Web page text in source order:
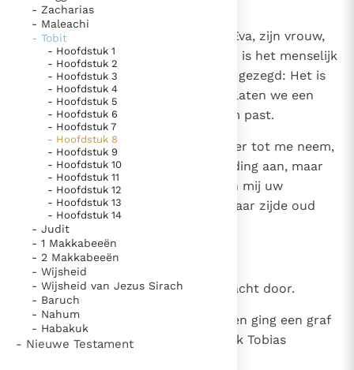
Paus Leo XIV in Pavia: "De stad is zowel een gave als
een taak"
Paus in Pavia: St. Augustinus toont ons de noodzaak om
"naar het innerlijk" toe te keren.
RK Documenten stelt heel veel belangrijke
kerkelijke documenten van de Rooms
Katholieke Kerk in het Nederlands beschikbaar
en is volledig afhankelijk van donaties.
Ik help mee!
- Zacharias
- Maleachi
- Tobit
- Hoofdstuk 1
- Hoofdstuk 2
- Hoofdstuk 3
- Hoofdstuk 4
- Hoofdstuk 5
- Hoofdstuk 6
- Hoofdstuk 7
- Hoofdstuk 8
- Hoofdstuk 9
- Hoofdstuk 10
- Hoofdstuk 11
- Hoofdstuk 12
- Hoofdstuk 13
- Hoofdstuk 14
- Judit
- 1 Makkabeeën
- 2 Makkabeeën
- Wijsheid
- Wijsheid van Jezus Sirach
- Baruch
- Nahum
- Habakuk
- Nieuwe Testament
en alle schepselen U prijzen.
Gij hebt Adam gemaakt en hem Eva, zijn vrouw,
tot hulp en stut gegeven. Uit hen is het menselijk
geslacht voortgekomen. Gij hebt gezegd: Het is
niet goed dat de mens alleen is; laten we een
hulp voor hem maken die bij hem past.
Welnu, Heer, als ik mijn zuster hier tot me neem,
ga ik geen ongeoorloofde verbinding aan, maar
ben ik trouw aan uw wet. Betoon mij uw
barmhartigheid en laat mij aan haar zijde oud
worden.'
En Sara zei: 'Amen.'
Daarop brachten zij samen de nacht door.
Maar 's nachts stond Raguël op en ging een graf
delven, want hij was bang dat ook Tobias